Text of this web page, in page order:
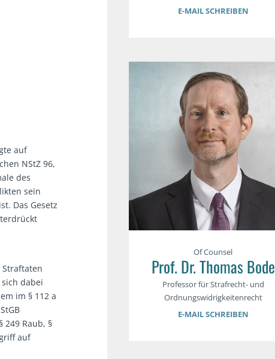
auf
NStZ 96,
des
sein
Das Gesetz
dabei
im § 112 a
249 Raub, §
auf
E-MAIL SCHREIBEN
Of Counsel
Prof. Dr. Thomas Bode
Professor für Strafrecht- und
Ordnungswidrigkeitenrecht
E-MAIL SCHREIBEN